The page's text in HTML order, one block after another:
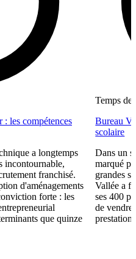
: les compétences
a longtemps
incontournable,
franchisé.
d'aménagements
forte : les
que quinze
Temps de
Bureau
scolaire
Dans un
marqué
grandes
Vallée a
ses 400
de vendre